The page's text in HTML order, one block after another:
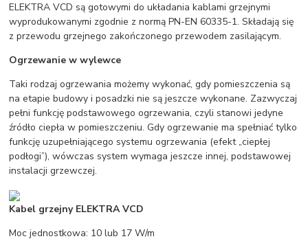
ELEKTRA VCD są gotowymi do układania kablami grzejnymi
wyprodukowanymi zgodnie z normą PN-EN 60335-1. Składają się
z przewodu grzejnego zakończonego przewodem zasilającym.
Ogrzewanie w wylewce
Taki rodzaj ogrzewania możemy wykonać, gdy pomieszczenia są
na etapie budowy i posadzki nie są jeszcze wykonane. Zazwyczaj
pełni funkcję podstawowego ogrzewania, czyli stanowi jedyne
źródło ciepła w pomieszczeniu. Gdy ogrzewanie ma spełniać tylko
funkcję uzupełniającego systemu ogrzewania (efekt „ciepłej
podłogi”), wówczas system wymaga jeszcze innej, podstawowej
instalacji grzewczej.
Kabel grzejny ELEKTRA VCD
Moc jednostkowa: 10 lub 17 W/m